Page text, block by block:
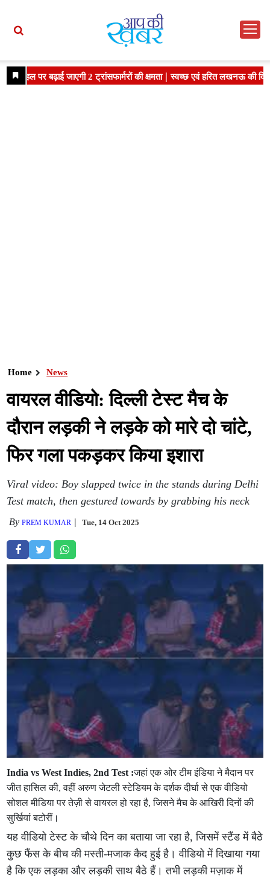
Home News
वायरल वीडियो: दिल्ली टेस्ट मैच के
दौरान लड़की ने लड़के को मारे दो चांटे,
फिर गला पकड़कर किया इशारा
Viral video: Boy slapped twice in the stands during Delhi
Test match, then gestured towards by grabbing his neck
ByPREM KUMAR Tue, 14 Oct 2025
India vs West Indies, 2nd Test :जहां एक ओर टीम इंडिया ने मैदान पर
जीत हासिल की, वहीं अरुण जेटली स्टेडियम के दर्शक दीर्घा से एक वीडियो
सोशल मीडिया पर तेज़ी से वायरल हो रहा है, जिसने मैच के आखिरी दिनों की
सुर्खियां बटोरीं।
यह वीडियो टेस्ट के चौथे दिन का बताया जा रहा है, जिसमें स्टैंड में बैठे
कुछ फैंस के बीच की मस्ती-मजाक कैद हुई है। वीडियो में दिखाया गया
है कि एक लड़का और लड़की साथ बैठे हैं। तभी लड़की मज़ाक में